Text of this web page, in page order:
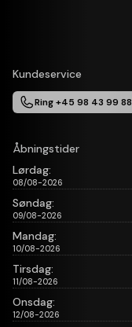
Kundeservice
Ring +45 98 43 99 88
Åbningstider
Lørdag:
08/08-2026
Søndag:
09/08-2026
Mandag:
10/08-2026
Tirsdag:
11/08-2026
Onsdag:
12/08-2026